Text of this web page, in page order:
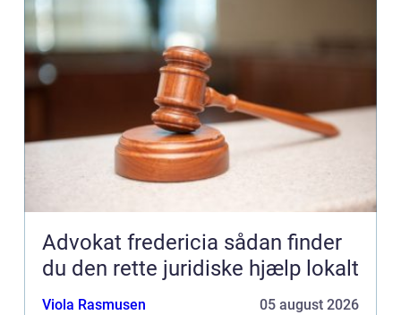
Advokat fredericia sådan finder
du den rette juridiske hjælp lokalt
Viola Rasmusen 05 august 2026